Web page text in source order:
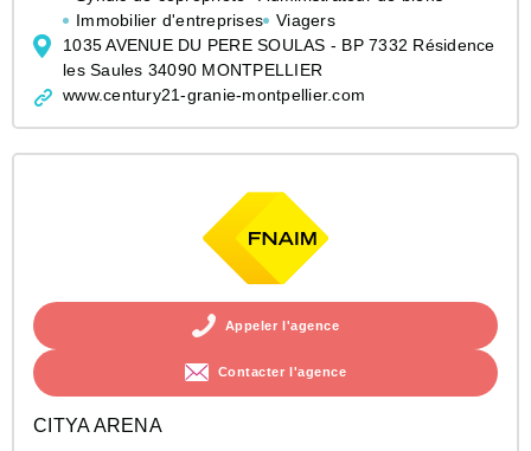
Immobilier d'entreprises
Viagers
1035 AVENUE DU PERE SOULAS - BP 7332 Résidence
les Saules 34090 MONTPELLIER
www.century21-granie-montpellier.com
Appeler l'agence
Contacter l'agence
CITYA ARENA